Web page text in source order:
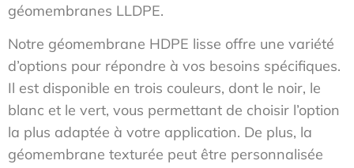
géomembranes LLDPE.
Notre géomembrane HDPE lisse offre une variété
d’options pour répondre à vos besoins spécifiques.
Il est disponible en trois couleurs, dont le noir, le
blanc et le vert, vous permettant de choisir l’option
la plus adaptée à votre application. De plus, la
géomembrane texturée peut être personnalisée